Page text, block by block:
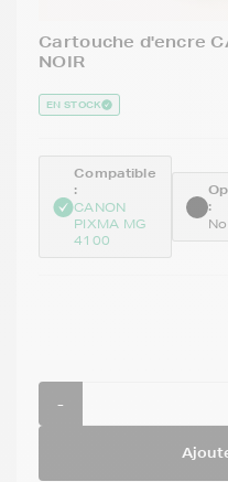
Cartouche d'encre
NOIR
EN STOCK
Compatible
:
CANON
PIXMA MG
4100
:
-